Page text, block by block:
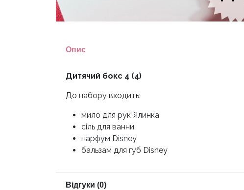
Опис
Дитячий бокс 4 (4)
До набору входить:
мило для рук Ялинка
сіль для ванни
парфум Disney
бальзам для губ Disney
Відгуки (0)